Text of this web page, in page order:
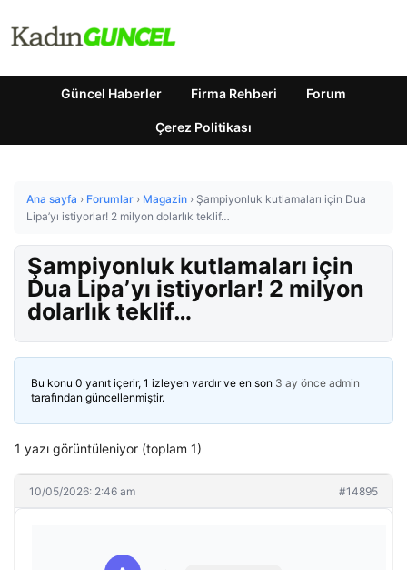
Güncel Haberler Firma Rehberi Forum
Çerez Politikası
Ana sayfa › Forumlar › Magazin › Şampiyonluk kutlamaları için Dua
Lipa’yı istiyorlar! 2 milyon dolarlık teklif…
Şampiyonluk kutlamaları için
Dua Lipa’yı istiyorlar! 2 milyon
dolarlık teklif…
Bu konu 0 yanıt içerir, 1 izleyen vardır ve en son 3 ay önce admin
tarafından güncellenmiştir.
1 yazı görüntüleniyor (toplam 1)
10/05/2026: 2:46 am #14895